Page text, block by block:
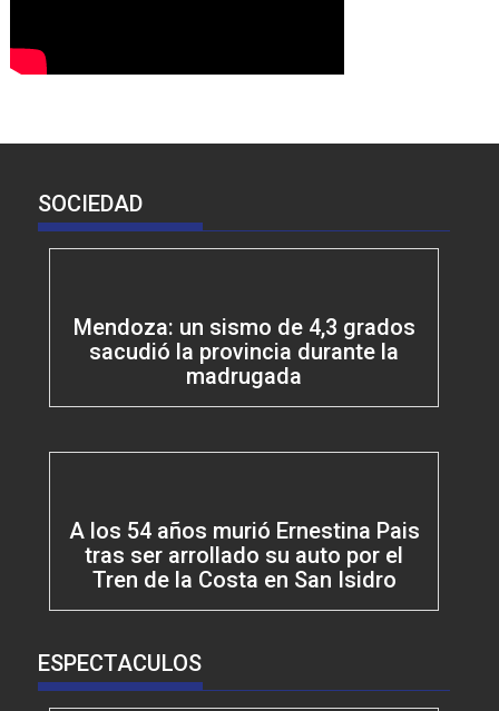
SOCIEDAD
Mendoza: un sismo de 4,3 grados
sacudió la provincia durante la
madrugada
A los 54 años murió Ernestina Pais
tras ser arrollado su auto por el
Tren de la Costa en San Isidro
ESPECTACULOS